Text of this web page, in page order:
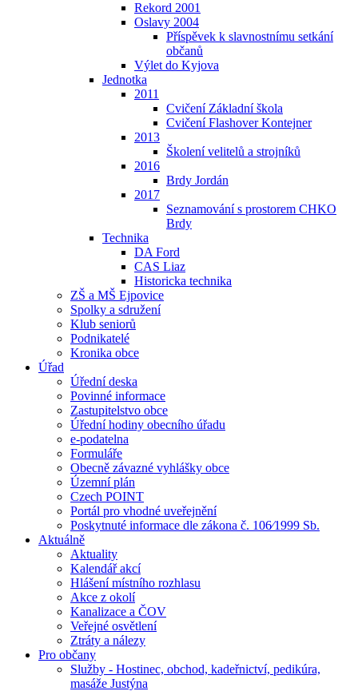
Rekord 2001
Oslavy 2004
Příspěvek k slavnostnímu setkání
občanů
Výlet do Kyjova
Jednotka
2011
Cvičení Základní škola
Cvičení Flashover Kontejner
2013
Školení velitelů a strojníků
2016
Brdy Jordán
2017
Seznamování s prostorem CHKO
Brdy
Technika
DA Ford
CAS Liaz
Historicka technika
ZŠ a MŠ Ejpovice
Spolky a sdružení
Klub seniorů
Podnikatelé
Kronika obce
Úřad
Úřední deska
Povinné informace
Zastupitelstvo obce
Úřední hodiny obecního úřadu
e-podatelna
Formuláře
Obecně závazné vyhlášky obce
Územní plán
Czech POINT
Portál pro vhodné uveřejnění
Poskytnuté informace dle zákona č. 106⁄1999 Sb.
Aktuálně
Aktuality
Kalendář akcí
Hlášení místního rozhlasu
Akce z okolí
Kanalizace a ČOV
Veřejné osvětlení
Ztráty a nálezy
Pro občany
Služby - Hostinec, obchod, kadeřnictví, pedikúra,
masáže Justýna